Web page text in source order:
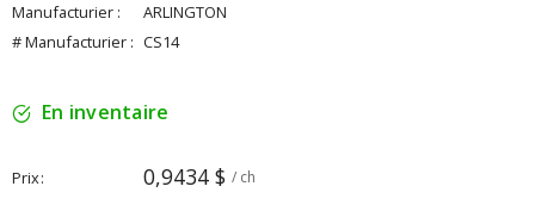
Manufacturier :
ARLINGTON
# Manufacturier : CS14
En inventaire
Prix 0,9434 $ / ch